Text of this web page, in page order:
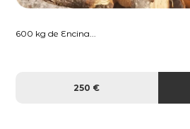
600 kg de Encina...
250 €